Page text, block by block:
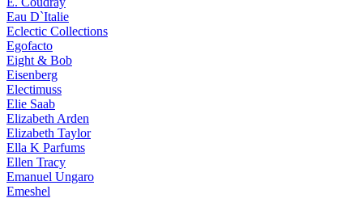
Eau D`Italie
Eclectic Collections
Egofacto
Eight & Bob
Eisenberg
Electimuss
Elie Saab
Elizabeth Arden
Elizabeth Taylor
Ella K Parfums
Ellen Tracy
Emanuel Ungaro
Emeshel